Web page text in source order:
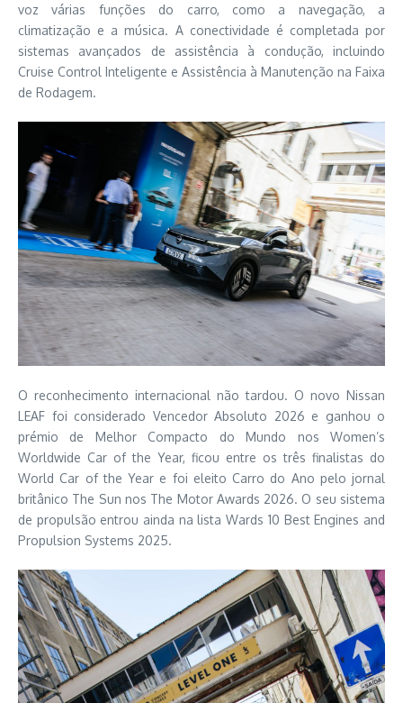
voz várias funções do carro, como a navegação, a
climatização e a música. A conectividade é completada por
sistemas avançados de assistência à condução, incluindo
Cruise Control Inteligente e Assistência à Manutenção na Faixa
de Rodagem.
O reconhecimento internacional não tardou. O novo Nissan
LEAF foi considerado Vencedor Absoluto 2026 e ganhou o
prémio de Melhor Compacto do Mundo nos Women’s
Worldwide Car of the Year, ficou entre os três finalistas do
World Car of the Year e foi eleito Carro do Ano pelo jornal
britânico The Sun nos The Motor Awards 2026. O seu sistema
de propulsão entrou ainda na lista Wards 10 Best Engines and
Propulsion Systems 2025.